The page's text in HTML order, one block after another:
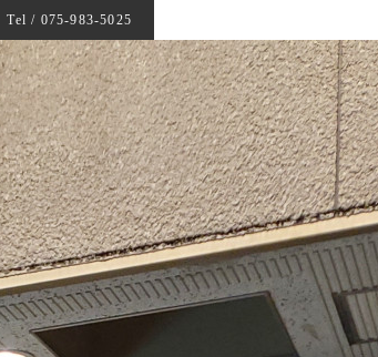
Tel / 075-983-5025